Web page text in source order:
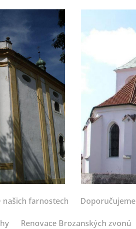
našich farnostech Doporučujeme
Renovace Brozanských zvonů